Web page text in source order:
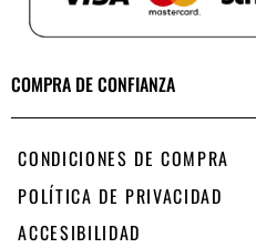
COMPRA DE CONFIANZA
CONDICIONES DE COMPRA
POLÍTICA DE PRIVACIDAD
ACCESIBILIDAD